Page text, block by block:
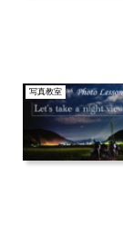
写真教室